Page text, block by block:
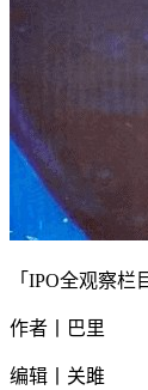
「IPO全观察
作者丨巴里
编辑丨关雎